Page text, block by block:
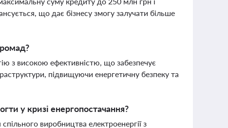
що дає бізнесу змогу залучати більше
з високою ефективністю, що забезпечує
підвищуючи енергетичну безпеку та
у кризі енергопостачання?
виробництва електроенергії з